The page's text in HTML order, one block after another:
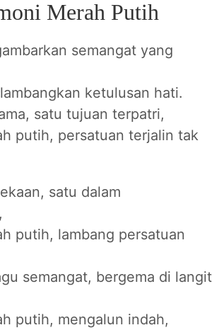
Merah Putih
semangat yang
ketulusan hati.
satu tujuan terpatri,
putih, persatuan terjalin tak
satu dalam
putih, lambang persatuan
semangat, bergema di langit
putih, mengalun indah,